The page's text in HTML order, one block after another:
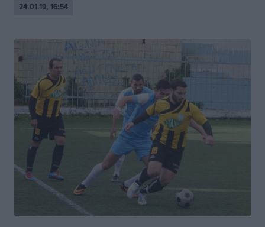
24.01.19, 16:54